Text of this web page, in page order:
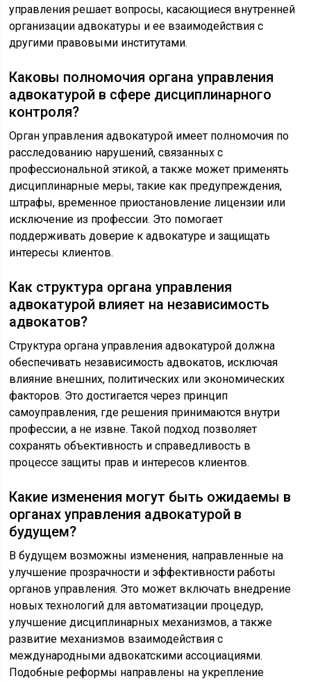
управления решает вопросы, касающиеся внутренней
организации адвокатуры и ее взаимодействия с
другими правовыми институтами.
Каковы полномочия органа управления
адвокатурой в сфере дисциплинарного
контроля?
Орган управления адвокатурой имеет полномочия по
расследованию нарушений, связанных с
профессиональной этикой, а также может применять
дисциплинарные меры, такие как предупреждения,
штрафы, временное приостановление лицензии или
исключение из профессии. Это помогает
поддерживать доверие к адвокатуре и защищать
интересы клиентов.
Как структура органа управления
адвокатурой влияет на независимость
адвокатов?
Структура органа управления адвокатурой должна
обеспечивать независимость адвокатов, исключая
влияние внешних, политических или экономических
факторов. Это достигается через принцип
самоуправления, где решения принимаются внутри
профессии, а не извне. Такой подход позволяет
сохранять объективность и справедливость в
процессе защиты прав и интересов клиентов.
Какие изменения могут быть ожидаемы в
органах управления адвокатурой в
будущем?
В будущем возможны изменения, направленные на
улучшение прозрачности и эффективности работы
органов управления. Это может включать внедрение
новых технологий для автоматизации процедур,
улучшение дисциплинарных механизмов, а также
развитие механизмов взаимодействия с
международными адвокатскими ассоциациями.
Подобные реформы направлены на укрепление